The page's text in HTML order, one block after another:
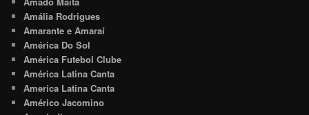
Amália Rodrigues
Amarante e Amaraí
América Do Sol
América Futebol Clube
América Latina Canta
America Latina Canta
Américo Jacomino